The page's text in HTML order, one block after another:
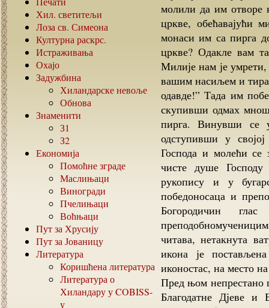
Хил. светитељи
Лоза св. Симеона
Културна раскрс.
Истраживања
Охајо
Задужбина
Хиландарске невоље
Обнова
Знаменити
З1
З2
Економија
Помоћне зграде
Маслињаци
Виногради
Пчелињаци
Воћњаци
Пут за Хрусију
Пут за Јованицу
Литература
Коришћена литература
Литература о
Хиландару уCOBISS-
у
молили да им отворе
цркве, обећавајући
монаси им са пирга
цркве? Одакле вам
Милије нам је
вашим насиљем и
одавде!” Тада им
скупивши одмах
пирга. Винувши се
одступивши у
Господа и молећи се
чисте душе
рукопису и у
победоносаца и
Богородичин
читава, нетакнута
икона је
иконостас, на место
Пред њом непрестано
Благодатне Дјеве и